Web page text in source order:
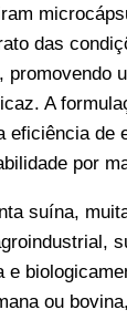
das
promovendo
A
eficiência de
por
suína,
e
ou